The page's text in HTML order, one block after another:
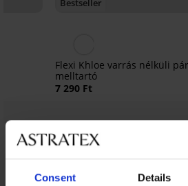
Consent Details
Flexi Khloe varrás nélküli
melltartó
7 290 Ft
Ugyanebből a kollekcióból